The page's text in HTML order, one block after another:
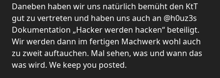
Daneben haben wir uns natürlich bemüht den KtT
gut zu vertreten und haben uns auch an @h0uz3s
Dokumentation „Hacker werden hacken“ beteiligt.
Wir werden dann im fertigen Machwerk wohl auch
zu zweit auftauchen. Mal sehen, was und wann das
was wird. We keep you posted.